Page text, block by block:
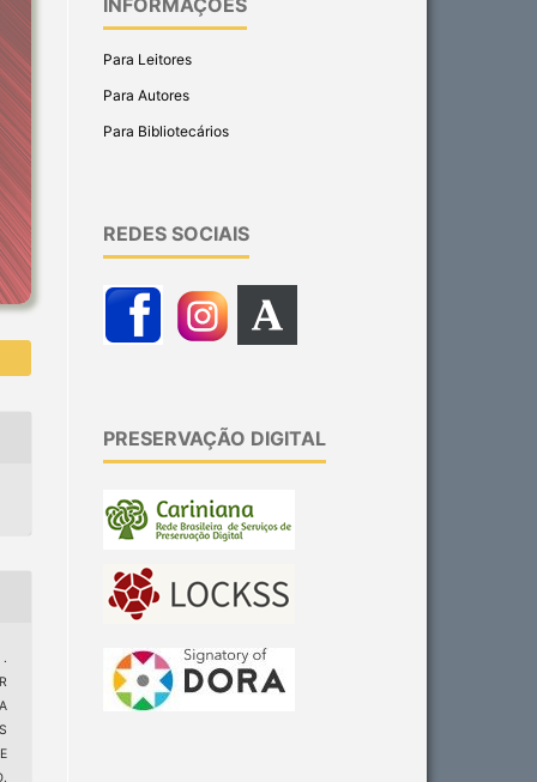
.
INFORMAÇÕES
Para Leitores
Para Autores
Para Bibliotecários
REDES SOCIAIS
PRESERVAÇÃO DIGITAL